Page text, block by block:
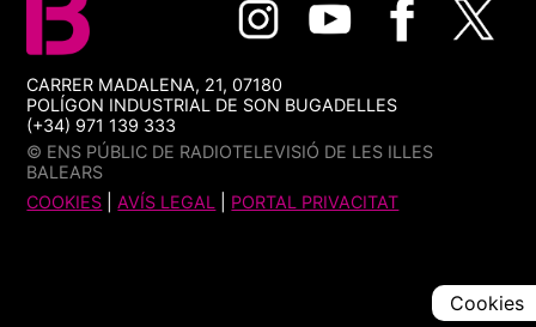
CARRER MADALENA, 21, 07180
POLÍGON INDUSTRIAL DE SON BUGADELLES
(+34) 971 139 333
© ENS PÚBLIC DE RADIOTELEVISIÓ DE LES ILLES
BALEARS
COOKIES |AVÍS LEGAL PORTAL PRIVACITAT
Cookies